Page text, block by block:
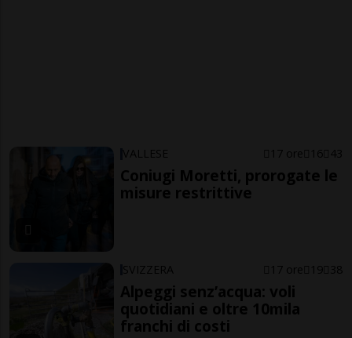
VALLESE 17 ore 16 43
Coniugi Moretti, prorogate le
misure restrittive
SVIZZERA 17 ore 19 38
Alpeggi senz’acqua: voli
quotidiani e oltre 10mila
franchi di costi